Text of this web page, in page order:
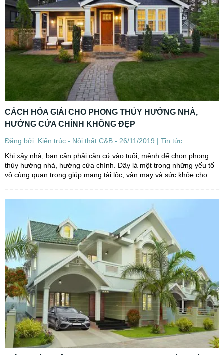
CÁCH HÓA GIẢI CHO PHONG THỦY HƯỚNG NHÀ,
HƯỚNG CỬA CHÍNH KHÔNG ĐẸP
Đăng bởi: Kiến trúc - Nội thất C&B - 26/11/2019 | Tin tức
Khi xây nhà, bạn cần phải căn cứ vào tuổi, mệnh để chọn phong
thủy hướng nhà, hướng cửa chính. Đây là một trong những yếu tố
vô cùng quan trọng giúp mang tài lộc, vận may và sức khỏe cho cả